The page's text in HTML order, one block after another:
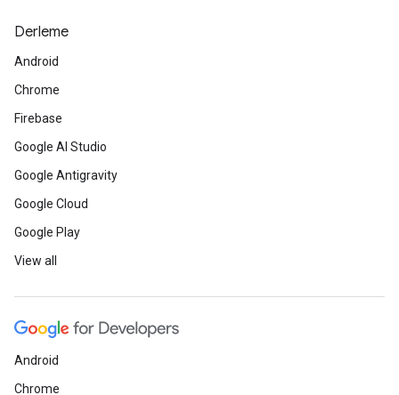
Derleme
Android
Chrome
Firebase
Google AI Studio
Google Antigravity
Google Cloud
Google Play
View all
Android
Chrome